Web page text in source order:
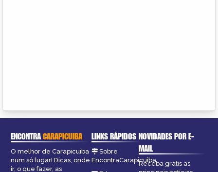
ENCONTRACARAPICUIBA
O melhor de Carapicuiba
num só lugar! Dicas, onde
ir, o que fazer, as
LINKS RÁPIDOS
Sobre
EncontraCarapicuiba
NOVIDADES POR E-
MAIL
Receba grátis as